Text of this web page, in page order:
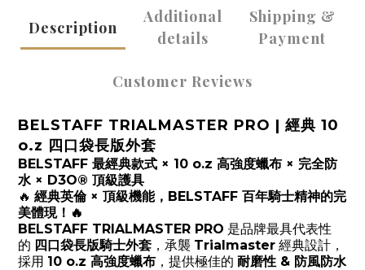
Description
Additional
details
Shipping &
Payment
Customer Reviews
BELSTAFF TRIALMASTER PRO | 經典 10
o.z 四口袋長版外套
BELSTAFF 最經典款式 × 10 o.z 高強度蠟布 × 完全防
水 × D3O® 頂級護具
🔥 經典英倫 × 頂級機能，BELSTAFF 百年騎士精神的完
美體現！🔥
BELSTAFF TRIALMASTER PRO 是品牌最具代表性
的 四口袋長版騎士外套 ，承襲 Trialmaster 經典設計，
採用 10 o.z 高強度蠟布 ，提供極佳的 耐磨性 & 防風防水